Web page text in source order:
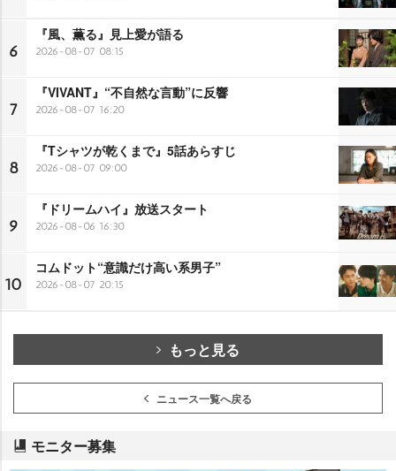
6
『風、薫る』見上愛が語る
2026-08-07 08:15
7
『VIVANT』“不自然な言動”に反響
2026-08-07 16:20
8
『Tシャツが乾くまで』5話あらすじ
2026-08-07 09:00
9
『ドリームハイ』放送スタート
2026-08-06 16:30
10
コムドット“意識だけ高い系男子”
2026-08-07 20:15
もっと見る
ニュース一覧へ戻る
モニター募集